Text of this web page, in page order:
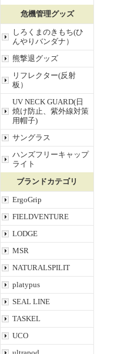
危機管理グッズ
しろくまのきもち(ひ
んやりバンダナ）
熊撃退グッズ
リフレクター(反射
板）
UV NECK GUARD(日
焼け防止、紫外線対策
用帽子)
サングラス
ハンズフリーキャップ
ライト
ブランドカテゴリ
ErgoGrip
FIELDVENTURE
LODGE
MSR
NATURALSPILIT
platypus
SEAL LINE
TASKEL
UCO